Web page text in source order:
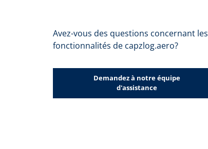
Avez-vous des questions concernant les
fonctionnalités de capzlog.aero?
Demandez à notre équipe
d'assistance